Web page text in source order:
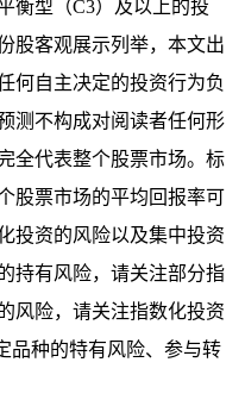
衡型（C3）及以上的投
股客观展示列举，本文出
何自主决定的投资行为负
测不构成对阅读者任何形
全代表整个股票市场。标
股票市场的平均回报率可
投资的风险以及集中投资
持有风险，请关注部分指
风险，请关注指数化投资
品种的特有风险、参与转